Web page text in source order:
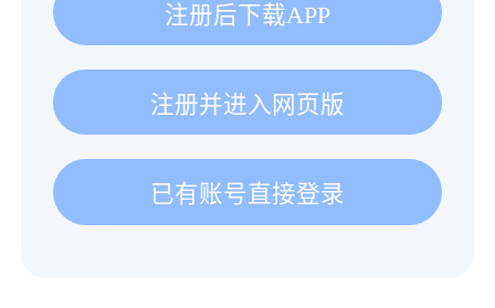
注册后下载APP
注册并进入网页版
已有账号直接登录